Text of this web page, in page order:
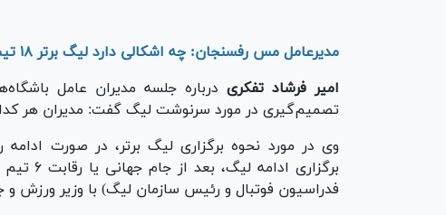
مدیرعامل مس رفسنجان: چه اشکالی دارد لیگ برتر ۱۸ تیمی شود؟
امیر فرشاد تفکریدرباره جلسه مدیران عامل
تصمیم‌گیری در مورد سرنوشت لیگ گفت: مدیران هر
وی در مورد نحوه برگزاری لیگ برتر، در صورت
برگزاری
فدراسیون فوتبال و رئیس سازمان لیگ) با وزیر ورزش و